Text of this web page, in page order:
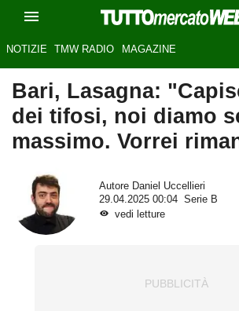
NOTIZIE TMW RADIO MAGAZINE
Bari, Lasagna:
dei tifosi, noi diamo
massimo. Vorrei
Autore Daniel Uccellieri
29.04.2025 00:04
Serie B
vedi letture